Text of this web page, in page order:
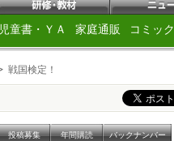
児童書・ＹＡ 家庭通販 コミック
戦国検定！
投稿募集 年間購読 バックナンバー